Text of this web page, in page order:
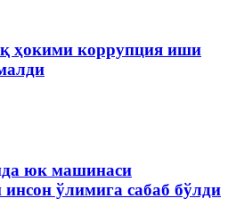
ҳокими коррупция иши
юк машинаси
инсон ўлимига сабаб бўлди